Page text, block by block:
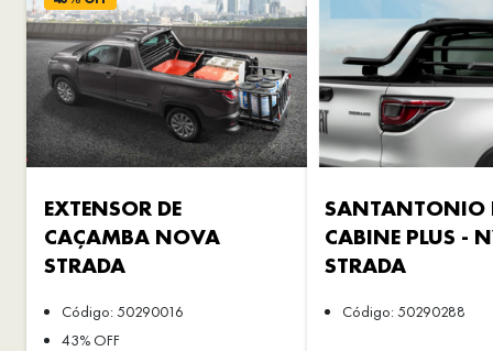
EXTENSOR DE
CAÇAMBA NOVA
STRADA
Código: 50290016
43% OFF
SANTANTONIO
CABINE PLUS -
STRADA
Código: 50290288